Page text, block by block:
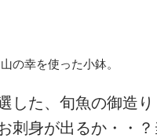
の幸を使った小鉢。
した、旬魚の御造り
刺身が出るか・・